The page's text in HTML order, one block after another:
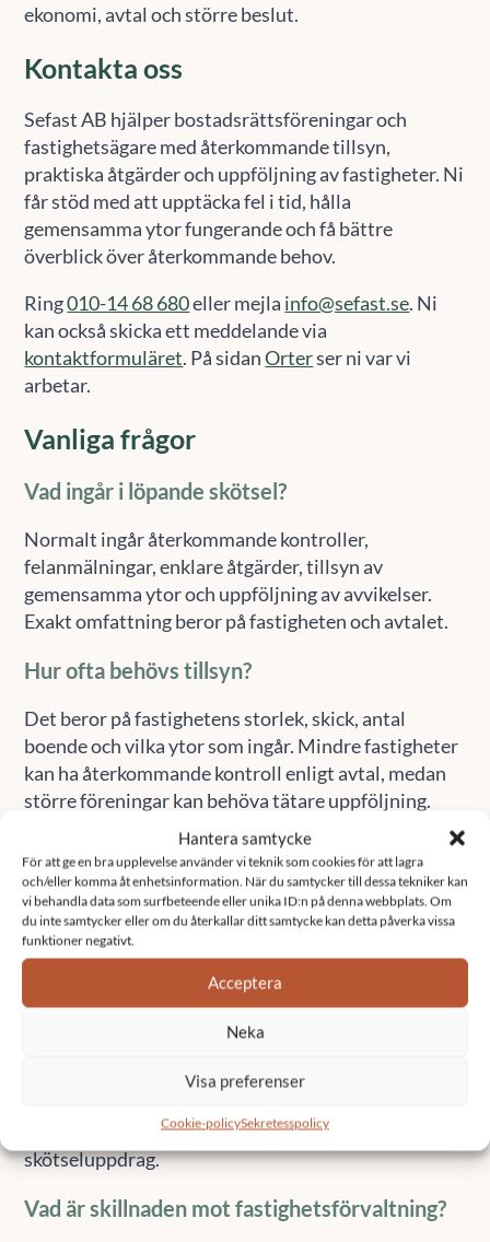
Hantera samtycke
För att ge en bra upplevelse använder vi teknik som cookies för att lagra
och/eller komma åt enhetsinformation. När du samtycker till dessa tekniker kan
vi behandla data som surfbeteende eller unika ID:n på denna webbplats. Om
du inte samtycker eller om du återkallar ditt samtycke kan detta påverka vissa
funktioner negativt.
Acceptera
Neka
Visa preferenser
Cookie-policySekretesspolicy
ekonomi, avtal och större beslut.
Kontakta oss
Sefast AB hjälper bostadsrättsföreningar och
fastighetsägare med återkommande tillsyn,
praktiska åtgärder och uppföljning av fastigheter. Ni
får stöd med att upptäcka fel i tid, hålla
gemensamma ytor fungerande och få bättre
överblick över återkommande behov.
Ring010-14 68 680eller mejla info@sefast.se. Ni
kan också skicka ett meddelande via
kontaktformuläret. På sidanOrterser ni var vi
arbetar.
Vanliga frågor
Vad ingår i löpande skötsel?
Normalt ingår återkommande kontroller,
felanmälningar, enklare åtgärder, tillsyn av
gemensamma ytor och uppföljning av avvikelser.
Exakt omfattning beror på fastigheten och avtalet.
Hur ofta behövs tillsyn?
Det beror på fastighetens storlek, skick, antal
boende och vilka ytor som ingår. Mindre fastigheter
kan ha återkommande kontroll enligt avtal, medan
större föreningar kan behöva tätare uppföljning.
Vad kostar löpande skötsel?
Priset ligger vanligtvis runt 300 till 600 kronor per
timme. Vid regelbundna uppdrag används ofta fast
månadspris, där mindre uppdrag kan börja från cirka
1 000 till 5 000 kronor per månad.
Större reparationer, projektledning, upphandlingar,
underhållsplanering ingår normalt inte i ett enklare
skötseluppdrag.
Vad är skillnaden mot fastighetsförvaltning?